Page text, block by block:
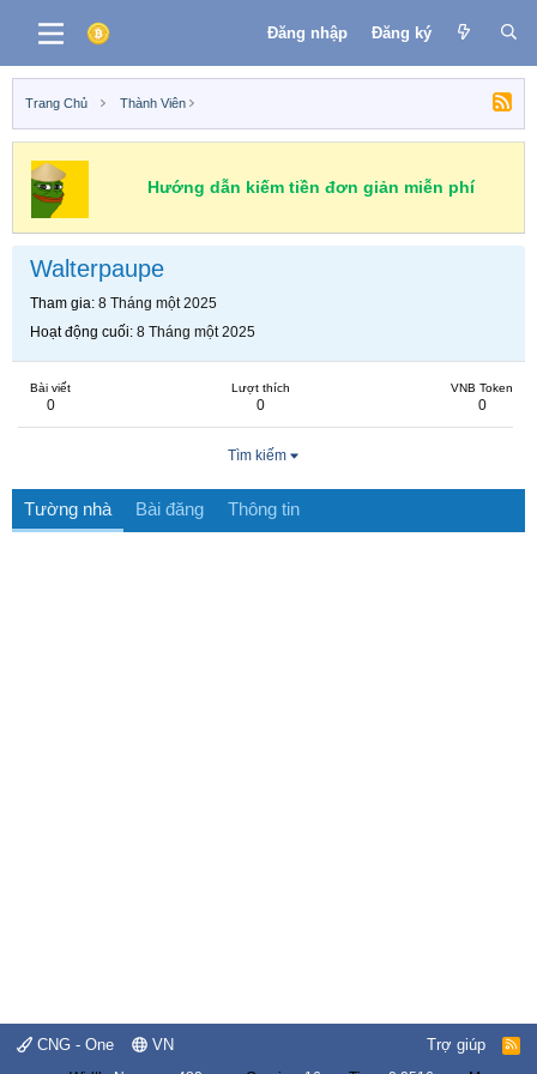
Đăng nhập Đăng ký
Trang Chủ Thành Viên
Hướng dẫn kiếm tiền đơn giản miễn phí
Walterpaupe
Tham gia 8 Tháng một 2025
Hoạt động cuối 8 Tháng một 2025
Bài viết
0
Lượt thích
0
VNB Token
0
Tìm kiếm
Tường nhà Bài đăng Thông tin
CNG - One VN Trợ giúp
R